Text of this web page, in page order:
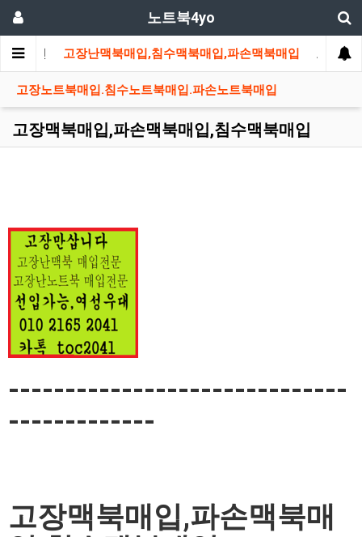
노트북4yo
메인 고장난맥북매입,침수맥북매입,파손맥북매입 고장노
고장노트북매입.침수노트북매입.파손노트북매입
고장맥북매입,파손맥북매입,침수맥북매입
------------------------------
-------------
고장맥북매입,파손맥북매